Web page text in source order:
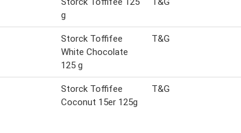
g
Storck Toffifee
White Chocolate
125 g
T&G
Storck Toffifee
Coconut 15er 125g
T&G